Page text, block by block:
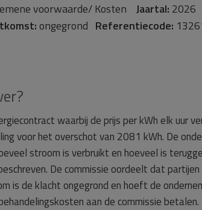
voorwaarde/ Kosten Jaartal: 2026
ongegrond Referentiecode:
waarbij de prijs per kWh elk uur
voor het overschot van 2081 kWh. De
stroom is verbruikt en hoeveel is
De commissie oordeelt dat
is de klacht ongegrond en hoeft de
aan de commissie betalen.